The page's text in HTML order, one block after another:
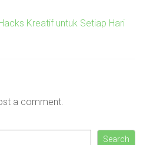
Kreatif untuk Setiap Hari
a comment.
Search